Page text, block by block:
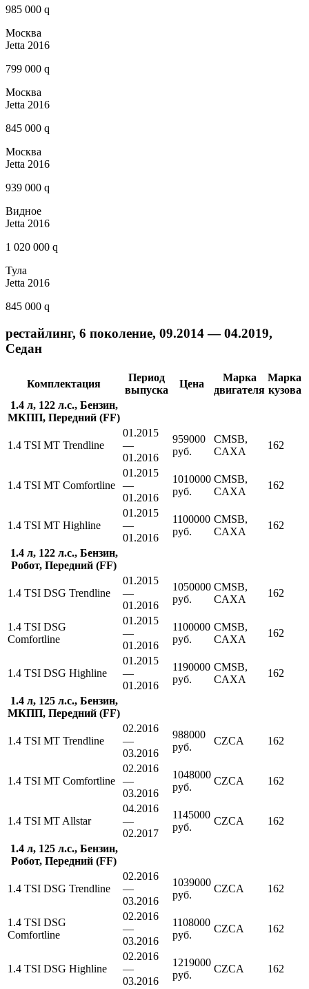
985 000 q
Москва
Jetta 2016
799 000 q
Москва
Jetta 2016
845 000 q
Москва
Jetta 2016
939 000 q
Видное
Jetta 2016
1 020 000 q
Тула
Jetta 2016
845 000 q
рестайлинг, 6 поколение, 09.2014 — 04.2019,
Седан
Комплектация
Период
выпуска
Цена
Марка
двигателя
Марка
кузова
1.4 л, 122 л.с., Бензин,
МКПП, Передний (FF)
1.4 TSI MT Trendline
01.2015
—
01.2016
959000
руб.
CMSB,
CAXA
162
1.4 TSI MT Comfortline
01.2015
—
01.2016
1010000
руб.
CMSB,
CAXA
162
1.4 TSI MT Highline
01.2015
—
01.2016
1100000
руб.
CMSB,
CAXA
162
1.4 л, 122 л.с., Бензин,
Робот, Передний (FF)
1.4 TSI DSG Trendline
01.2015
—
01.2016
1050000
руб.
CMSB,
CAXA
162
1.4 TSI DSG
Comfortline
01.2015
—
01.2016
1100000
руб.
CMSB,
CAXA
162
1.4 TSI DSG Highline
01.2015
—
01.2016
1190000
руб.
CMSB,
CAXA
162
1.4 л, 125 л.с., Бензин,
МКПП, Передний (FF)
1.4 TSI MT Trendline
02.2016
—
03.2016
988000
руб.
CZCA 162
1.4 TSI MT Comfortline
02.2016
—
03.2016
1048000
руб.
CZCA 162
1.4 TSI MT Allstar
04.2016
—
02.2017
1145000
руб.
CZCA 162
1.4 л, 125 л.с., Бензин,
Робот, Передний (FF)
1.4 TSI DSG Trendline
02.2016
—
03.2016
1039000
руб.
CZCA 162
1.4 TSI DSG
Comfortline
02.2016
—
03.2016
1108000
руб.
CZCA 162
1.4 TSI DSG Highline
02.2016
—
03.2016
1219000
руб.
CZCA 162